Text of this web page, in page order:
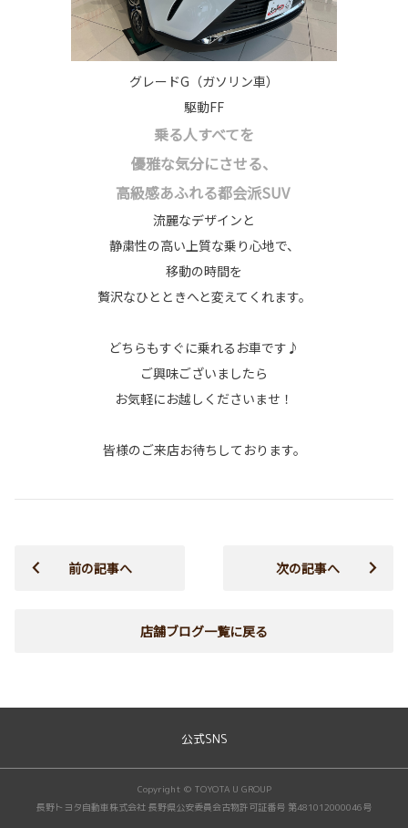
グレードG（ガソリン車）
駆動FF
乗る人すべてを
優雅な気分にさせる、
高級感あふれる都会派SUV
流麗なデザインと
静粛性の高い上質な乗り心地で、
移動の時間を
贅沢なひとときへと変えてくれます。
どちらもすぐに乗れるお車です♪
ご興味ございましたら
お気軽にお越しくださいませ！
皆様のご来店お待ちしております。
前の記事へ
店舗ブログ一覧に戻る
次の記事へ
公式SNS
Copyright © TOYOTA U GROUP
長野トヨタ自動車株式会社 長野県公安委員会古物許可証番号 第481012000046号